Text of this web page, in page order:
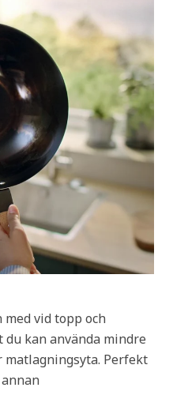
vid topp och
kan använda mindre
matlagningsyta. Perfekt